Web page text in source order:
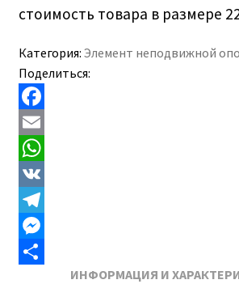
стоимость товара в размере
Категория: Элемент неподвижной
Поделиться:
F
a
c
e
b
o
E
m
a
W
h
a
t
V
K
T
eM
ИНФОРМАЦИЯ И